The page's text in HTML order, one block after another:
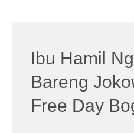
Ibu Hamil
Bareng
Free Day